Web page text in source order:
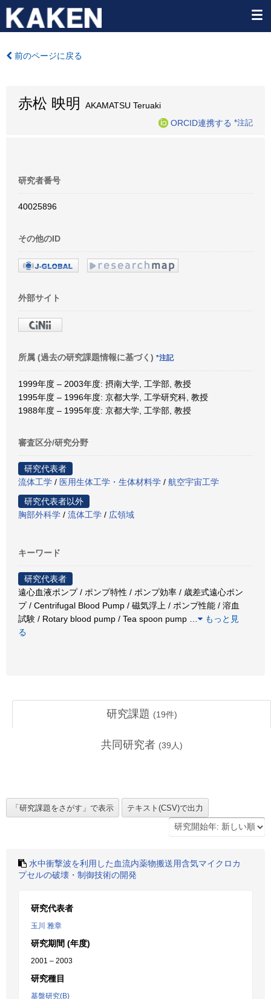
前のページに戻る
赤松 映明
AKAMATSU Teruaki
ORCID連携する *注記
研究者番号
40025896
その他のID
外部サイト
所属 (過去の研究課題情報に基づく) *注記
1999年度 – 2003年度: 摂南大学, 工学部, 教授
1995年度 – 1996年度: 京都大学, 工学研究科, 教授
1988年度 – 1995年度: 京都大学, 工学部, 教授
審査区分/研究分野
研究代表者
流体工学 / 医用生体工学・生体材料学 / 航空宇宙工学
研究代表者以外
胸部外科学 / 流体工学 / 広領域
キーワード
研究代表者
遠心血液ポンプ / ポンプ特性 / ポンプ効率 / 歳差式遠心ポン
プ / Centrifugal Blood Pump / 磁気浮上 / ポンプ性能 / 溶血
試験 / Rotary blood pump / Tea spoon pump
もっと見
る
研究課題 (19件)
共同研究者 (39 人)
水中衝撃波を利用した血流内薬物搬送用含気マイクロカ
プセルの破壊・制御技術の開発
研究代表者
玉川 雅章
研究期間 (年度)
2001 – 2003
研究種目
基盤研究(B)